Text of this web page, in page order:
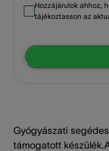
Hozzájárulok ahhoz,
tájékoztasson az
Gyógyászati
támogatott